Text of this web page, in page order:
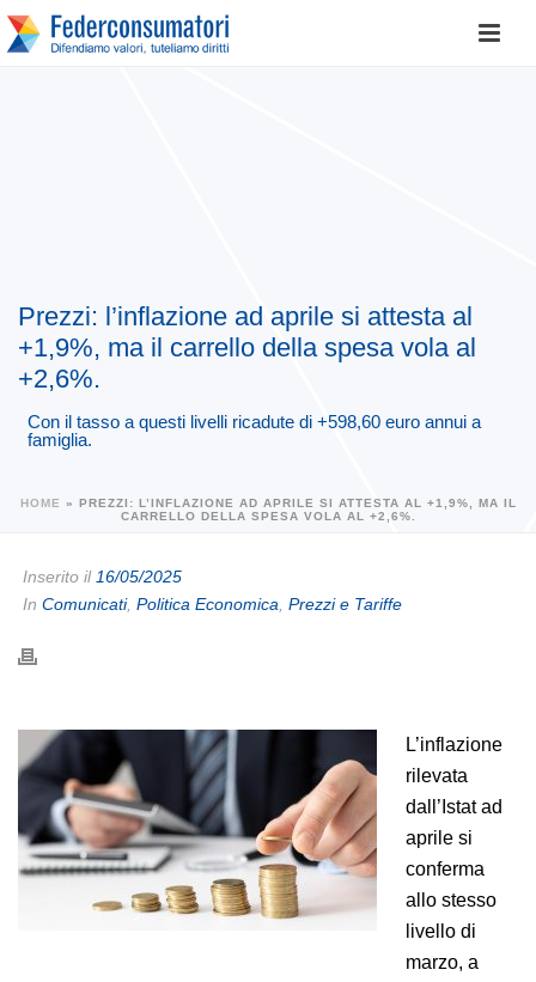
Prezzi: l’inflazione ad aprile si attesta al
+1,9%, ma il carrello della spesa vola al
+2,6%.
Con il tasso a questi livelli ricadute di +598,60 euro annui a
famiglia.
HOME » PREZZI: L’INFLAZIONE AD APRILE SI ATTESTA AL +1,9%, MA IL
CARRELLO DELLA SPESA VOLA AL +2,6%.
Inserito il 16/05/2025
In Comunicati, Politica Economica Prezzi e Tariffe
L’inflazione
rilevata
dall’Istat ad
aprile si
conferma
allo stesso
livello di
marzo, a